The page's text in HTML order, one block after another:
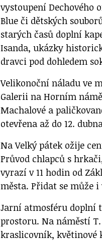
vystoupení Dechového
Blue či dětských
starých časů doplní
Isanda, ukázky
dravci pod dohledem
Velikonoční náladu ve
Galerii na Horním
Machalové a
otevřena až do 12.
Na Velký pátek ožije
Průvod chlapců s
vyrazí v 11 hodin od
města. Přidat se může i
Jarní atmosféru doplní
prostoru. Na náměstí
kraslicovník, květinové